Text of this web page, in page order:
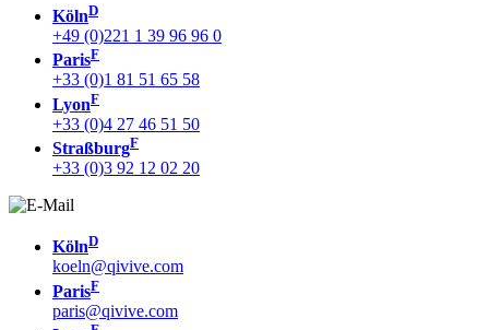
KölnD
+49 (0)221 1 39 96 96 0
ParisF
+33 (0)1 81 51 65 58
LyonF
+33 (0)4 27 46 51 50
StraßburgF
+33 (0)3 92 12 02 20
KölnD
koeln@qivive.com
ParisF
paris@qivive.com